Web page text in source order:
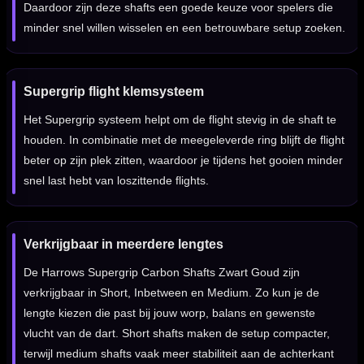
Daardoor zijn deze shafts een goede keuze voor spelers die
minder snel willen wisselen en een betrouwbare setup zoeken.
Supergrip flight klemsysteem
Het Supergrip systeem helpt om de flight stevig in de shaft te
houden. In combinatie met de meegeleverde ring blijft de flight
beter op zijn plek zitten, waardoor je tijdens het gooien minder
snel last hebt van loszittende flights.
Verkrijgbaar in meerdere lengtes
De Harrows Supergrip Carbon Shafts Zwart Goud zijn
verkrijgbaar in Short, Inbetween en Medium. Zo kun je de
lengte kiezen die past bij jouw worp, balans en gewenste
vlucht van de dart. Short shafts maken de setup compacter,
terwijl medium shafts vaak meer stabiliteit aan de achterkant